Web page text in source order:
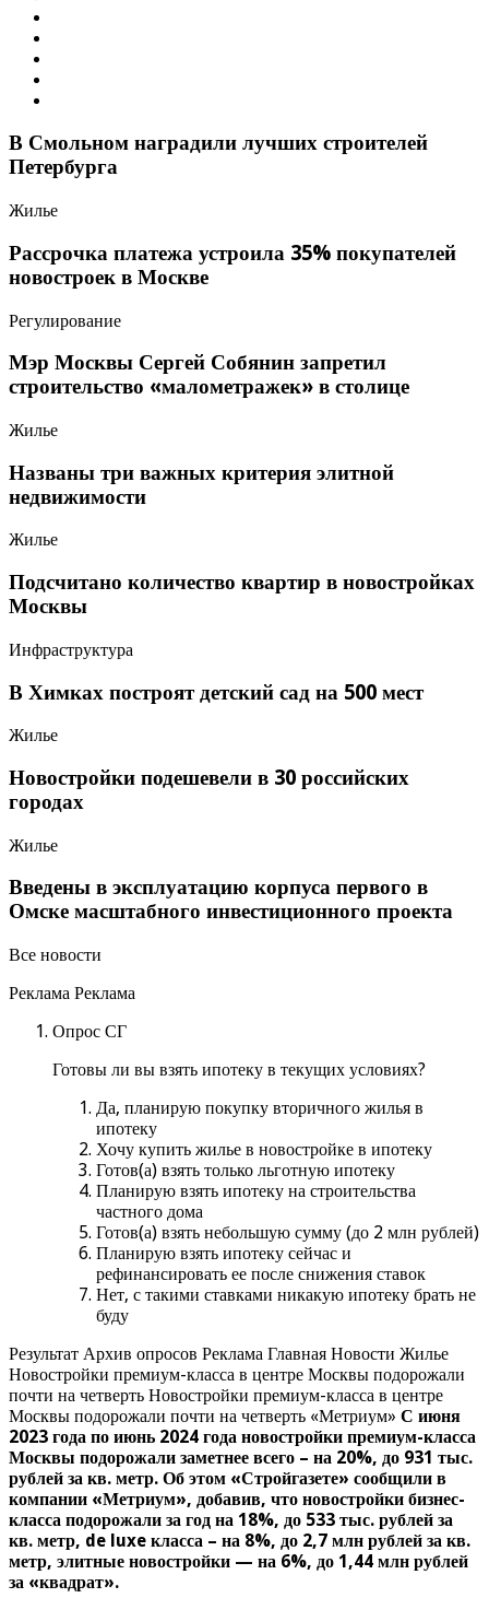
В Смольном наградили лучших строителей
Петербурга
Жилье
Рассрочка платежа устроила 35% покупателей
новостроек в Москве
Регулирование
Мэр Москвы Сергей Собянин запретил
строительство «малометражек» в столице
Жилье
Названы три важных критерия элитной
недвижимости
Жилье
Подсчитано количество квартир в новостройках
Москвы
Инфраструктура
В Химках построят детский сад на 500 мест
Жилье
Новостройки подешевели в 30 российских
городах
Жилье
Введены в эксплуатацию корпуса первого в
Омске масштабного инвестиционного проекта
Все новости
Реклама Реклама
Опрос СГ
Готовы ли вы взять ипотеку в текущих условиях?
Да, планирую покупку вторичного жилья в
ипотеку
Хочу купить жилье в новостройке в ипотеку
Готов(а) взять только льготную ипотеку
Планирую взять ипотеку на строительства
частного дома
Готов(а) взять небольшую сумму (до 2 млн рублей)
Планирую взять ипотеку сейчас и
рефинансировать ее после снижения ставок
Нет, с такими ставками никакую ипотеку брать не
буду
Результат Архив опросов Реклама Главная Новости Жилье
Новостройки премиум-класса в центре Москвы подорожали
почти на четверть Новостройки премиум-класса в центре
Москвы подорожали почти на четверть «Метриум» С июня
2023 года по июнь 2024 года новостройки премиум-класса
Москвы подорожали заметнее всего – на 20%, до 931 тыс.
рублей за кв. метр. Об этом «Стройгазете» сообщили в
компании «Метриум», добавив, что новостройки бизнес-
класса подорожали за год на 18%, до 533 тыс. рублей за
кв. метр, de luxe класса – на 8%, до 2,7 млн рублей за кв.
метр, элитные новостройки — на 6%, до 1,44 млн рублей
за «квадрат».